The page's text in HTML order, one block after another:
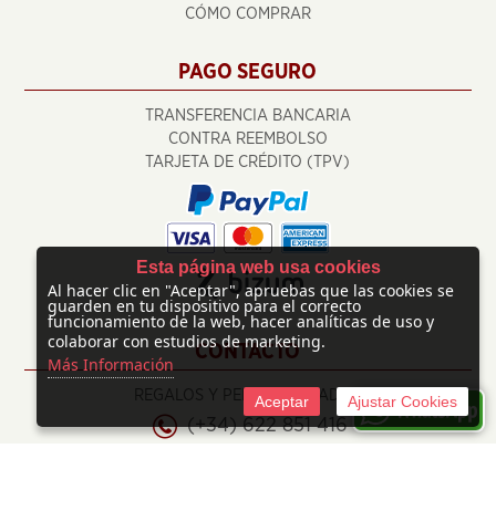
CÓMO COMPRAR
PAGO SEGURO
TRANSFERENCIA BANCARIA
CONTRA REEMBOLSO
TARJETA DE CRÉDITO (TPV)
CONTACTO
REGALOS Y PERSONALIZADOS
(+34) 622 851 416
Esta página web usa cookies
Al hacer clic en "Aceptar", apruebas que las cookies se
guarden en tu dispositivo para el correcto
funcionamiento de la web, hacer analíticas de uso y
colaborar con estudios de marketing.
Más Información
Aceptar Ajustar Cookies